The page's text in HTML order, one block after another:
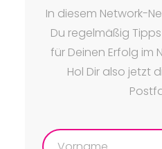
In diesem Network-
Du regelmäßig
für Deinen Erfolg im
Hol Dir also jetzt